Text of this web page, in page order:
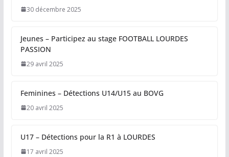
30 décembre 2025
Jeunes – Participez au stage FOOTBALL LOURDES
PASSION
29 avril 2025
Feminines – Détections U14/U15 au BOVG
20 avril 2025
U17 – Détections pour la R1 à LOURDES
17 avril 2025